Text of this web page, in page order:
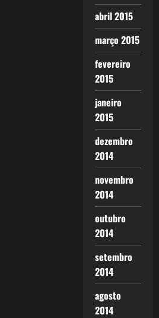
abril 2015
março 2015
fevereiro
2015
janeiro
2015
dezembro
2014
novembro
2014
outubro
2014
setembro
2014
agosto
2014